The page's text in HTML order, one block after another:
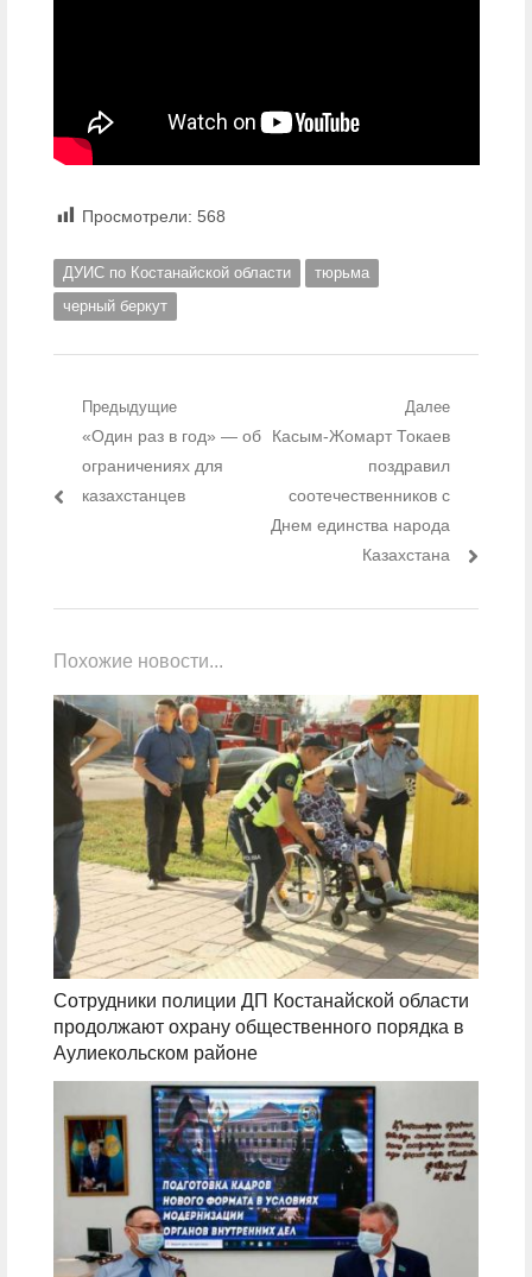
Просмотрели: 568
ДУИС по Костанайской области
тюрьма
черный беркут
Навигация по записям
Предыдущие
Предыдущий пост:
«Один раз в год» — об
ограничениях для
казахстанцев
Далее
Следующий пост:
Касым-Жомарт Токаев
поздравил
соотечественников с
Днем единства народа
Казахстана
Похожие новости...
Сотрудники полиции ДП Костанайской области
продолжают охрану общественного порядка в
Аулиекольском районе